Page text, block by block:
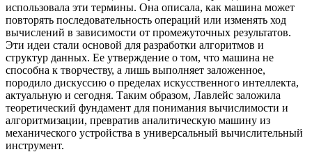
использовала эти термины. Она описала, как машина может
повторять последовательность операций или изменять ход
вычислений в зависимости от промежуточных результатов.
Эти идеи стали основой для разработки алгоритмов и
структур данных. Ее утверждение о том, что машина не
способна к творчеству, а лишь выполняет заложенное,
породило дискуссию о пределах искусственного интеллекта,
актуальную и сегодня. Таким образом, Лавлейс заложила
теоретический фундамент для понимания вычислимости и
алгоритмизации, превратив аналитическую машину из
механического устройства в универсальный вычислительный
инструмент.